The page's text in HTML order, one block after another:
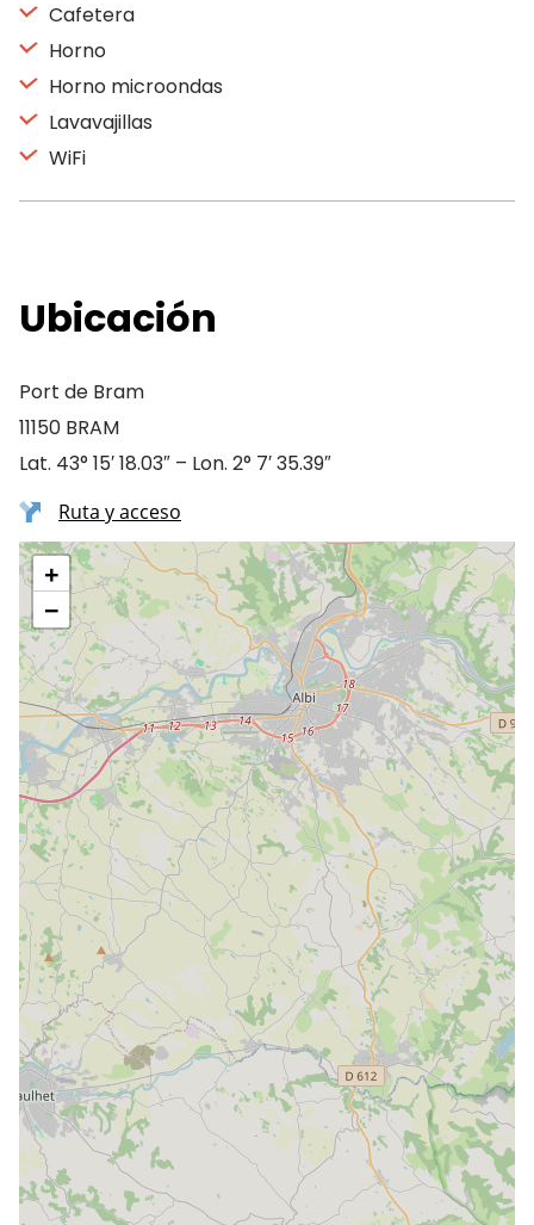
Cafetera
Horno
Horno microondas
Lavavajillas
WiFi
Ubicación
Port de Bram
11150 BRAM
Lat. 43° 15′ 18.03″ – Lon. 2° 7′ 35.39″
Ruta y acceso
+
−